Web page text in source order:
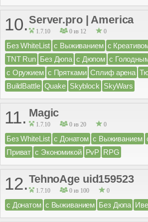
10. Server.pro | America
1.7.10 0 из 12 0
Без WhiteList с Выживанием с
TNT Run Без Дюпа с Дюпом с
с Оружием с Прятками Сплиф арена
BuildBattle Quake Skyblock SkyWars
11. Magic
1.7.10 0 из 20 0
Без WhiteList с Донатом с Выживанием
Приват с Экономикой PvP RPG
12.TehnoAge uid159523
1.7.10 0 из 100 0
с Донатом с Выживанием Без Дюпа